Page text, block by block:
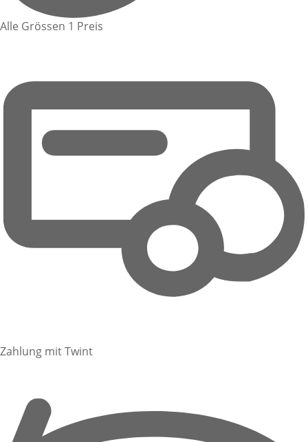
Alle Grössen 1 Preis
Zahlung mit Twint